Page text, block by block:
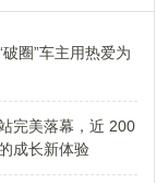
圈”车主用热爱为
完美落幕，近 200
成长新体验